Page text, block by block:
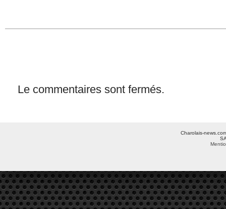
Le commentaires sont fermés.
Charolais-